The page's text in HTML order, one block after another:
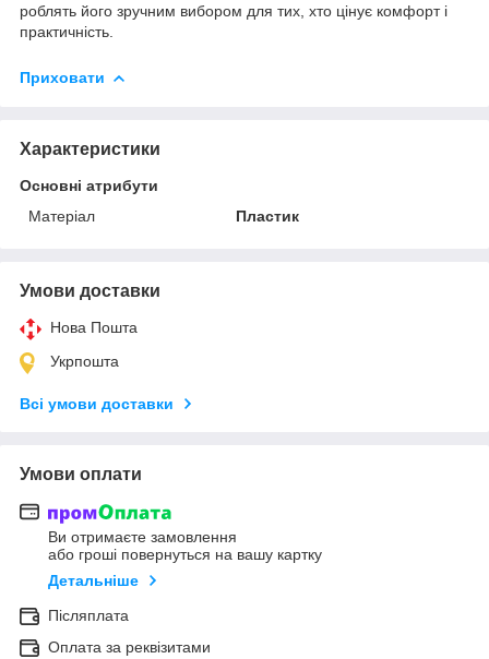
роблять його зручним вибором для тих, хто цінує комфорт і
практичність.
Приховати
Характеристики
Основні атрибути
Матеріал
Пластик
Умови доставки
Нова Пошта
Укрпошта
Всі умови доставки
Умови оплати
Ви отримаєте замовлення
або гроші повернуться на вашу картку
Детальніше
Післяплата
Оплата за реквізитами